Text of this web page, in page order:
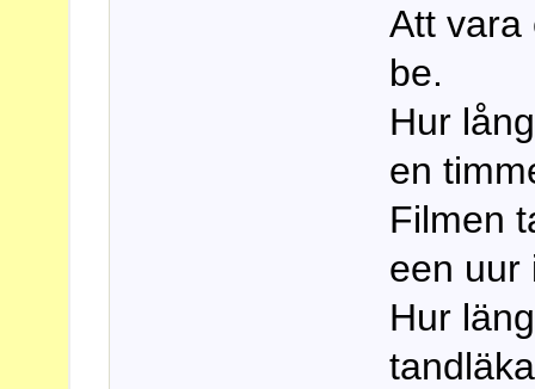
Att vara
be.
Hur
en
Filmen
een uur
Hur